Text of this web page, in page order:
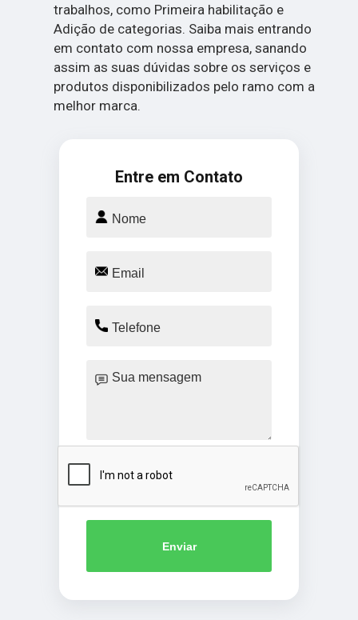
trabalhos, como Primeira habilitação e
Adição de categorias. Saiba mais entrando
em contato com nossa empresa, sanando
assim as suas dúvidas sobre os serviços e
produtos disponibilizados pelo ramo com a
melhor marca.
Entre em Contato
Enviar